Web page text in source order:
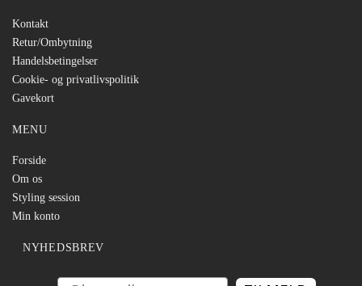
Kontakt
Retur/Ombytning
Handelsbetingelser
Cookie- og privatlivspolitik
Gavekort
MENU
Forside
Om os
Styling session
Min konto
NYHEDSBREV